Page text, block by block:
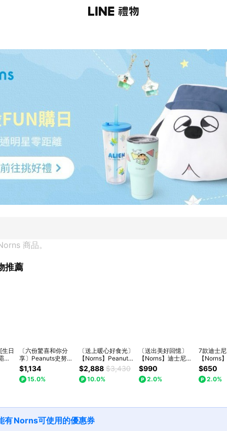
商品。
推薦
日
杯
〔六份驚喜和你分
享〕Peanuts史努比
捏捏樂盲盒組(一組
六盒) Norns
Original Design 減
$1,134
15.0%
〔送上暖心好食光〕
【Norns】Peanuts
史努比多功能定時熱
壓三明治鬆餅機+點
心盤3件組+束口袋
$2,888 $3,430
10.0%
〔送出美好回憶〕
【Norns】迪士尼小
熊維尼即可拍相機
蜂蜜黃 norns
Original Design
$990
2.0%
7款迪士
【Norns
鏽鋼冰霸
Original
版授權
$650
2.0%
有Norns可使用的優惠券